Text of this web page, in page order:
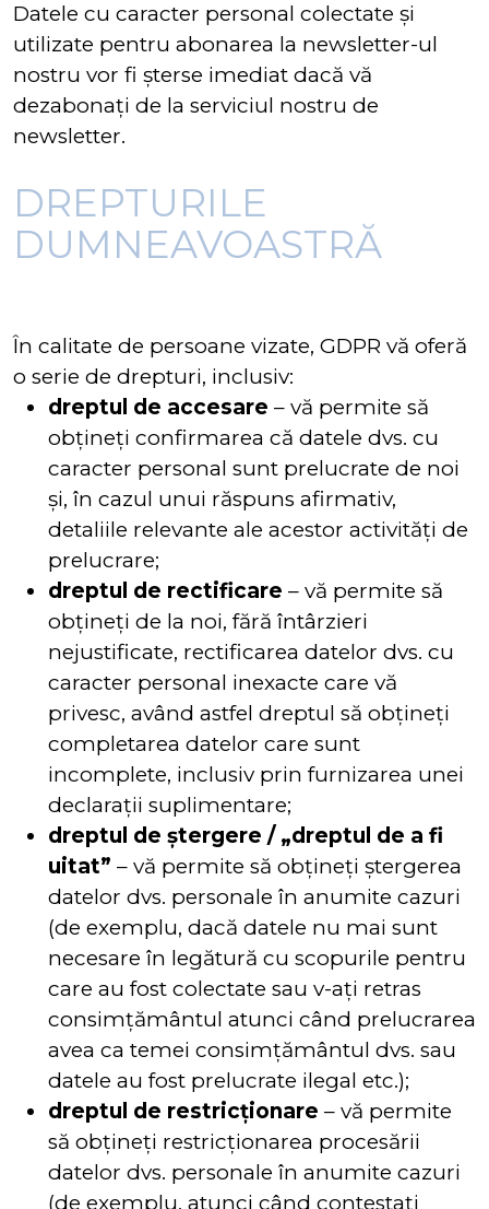
Datele cu caracter personal colectate și
utilizate pentru abonarea la newsletter-ul
nostru vor fi șterse imediat dacă vă
dezabonați de la serviciul nostru de
newsletter.
DREPTURILE
DUMNEAVOASTRĂ
În calitate de persoane vizate, GDPR vă oferă
o serie de drepturi, inclusiv:
dreptul de accesare – vă permite să
obțineți confirmarea că datele dvs. cu
caracter personal sunt prelucrate de noi
și, în cazul unui răspuns afirmativ,
detaliile relevante ale acestor activități de
prelucrare;
dreptul de rectificare – vă permite să
obțineți de la noi, fără întârzieri
nejustificate, rectificarea datelor dvs. cu
caracter personal inexacte care vă
privesc, având astfel dreptul să obțineți
completarea datelor care sunt
incomplete, inclusiv prin furnizarea unei
declarații suplimentare;
dreptul de ștergere / „dreptul de a fi
uitat” – vă permite să obțineți ștergerea
datelor dvs. personale în anumite cazuri
(de exemplu, dacă datele nu mai sunt
necesare în legătură cu scopurile pentru
care au fost colectate sau v-ați retras
consimțământul atunci când prelucrarea
avea ca temei consimțământul dvs. sau
datele au fost prelucrate ilegal etc.);
dreptul de restricționare – vă permite
să obțineți restricționarea procesării
datelor dvs. personale în anumite cazuri
(de exemplu, atunci când contestați